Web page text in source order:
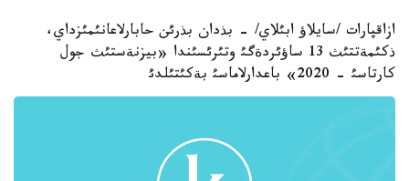
ازاقپارات /سايلاؤ ابئلاي/ - بذدان بذرئن حابارلاعانئمئزداي،
ذكئمةتتئث 13 ساؤئردةگئ وتئرئسئندا «بيزنةستئث جول
كارتاسئ - 2020» باعدارلاماسئ بةكئتئلدئ